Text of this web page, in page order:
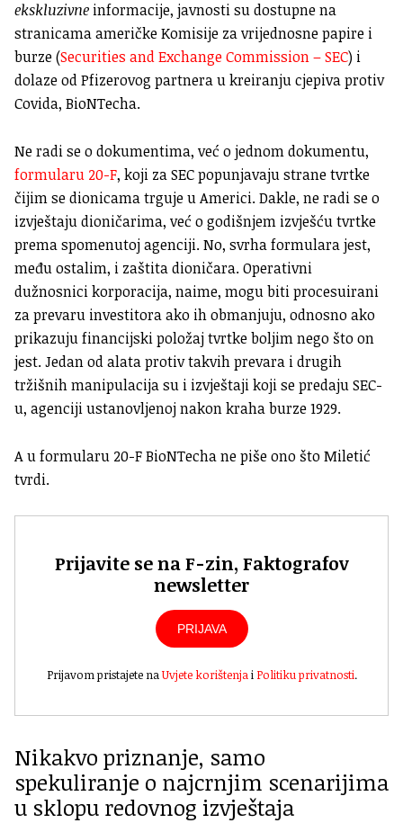
ekskluzivne informacije, javnosti su dostupne na
stranicama američke Komisije za vrijednosne papire i
burze (Securities and Exchange Commission – SEC) i
dolaze od Pfizerovog partnera u kreiranju cjepiva protiv
Covida, BioNTecha.
Ne radi se o dokumentima, već o jednom dokumentu,
formularu 20-F, koji za SEC popunjavaju strane tvrtke
čijim se dionicama trguje u Americi. Dakle, ne radi se o
izvještaju dioničarima, već o godišnjem izvješću tvrtke
prema spomenutoj agenciji. No, svrha formulara jest,
među ostalim, i zaštita dioničara. Operativni
dužnosnici korporacija, naime, mogu biti procesuirani
za prevaru investitora ako ih obmanjuju, odnosno ako
prikazuju financijski položaj tvrtke boljim nego što on
jest. Jedan od alata protiv takvih prevara i drugih
tržišnih manipulacija su i izvještaji koji se predaju SEC-
u, agenciji ustanovljenoj nakon kraha burze 1929.
A u formularu 20-F BioNTecha ne piše ono što Miletić
tvrdi.
Prijavite se na F-zin, Faktografov
newsletter
PRIJAVA
Prijavom pristajete naUvjete korištenjai Politiku privatnosti.
Nikakvo priznanje, samo
spekuliranje o najcrnjim scenarijima
u sklopu redovnog izvještaja